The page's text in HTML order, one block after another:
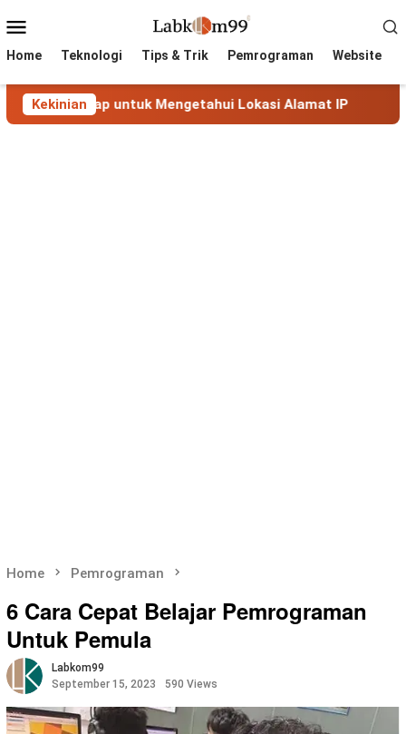
to
Menu
Home Teknologi Tips & Trik Pemrograman Website
Kekinian
untuk Mengetahui Lokasi Alamat IP MaxMind
Home Pemrograman
6 Cara Cepat Belajar Pemrograman
Untuk Pemula
Labkom99
September 15, 2023
590 Views